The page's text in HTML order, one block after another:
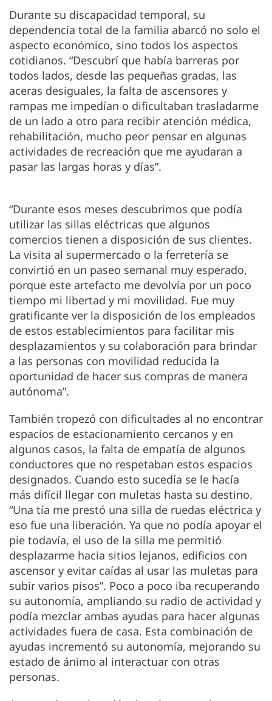
Durante su discapacidad temporal, su
dependencia total de la familia abarcó no solo el
aspecto económico, sino todos los aspectos
cotidianos. “Descubrí que había barreras por
todos lados, desde las pequeñas gradas, las
aceras desiguales, la falta de ascensores y
rampas me impedían o dificultaban trasladarme
de un lado a otro para recibir atención médica,
rehabilitación, mucho peor pensar en algunas
actividades de recreación que me ayudaran a
pasar las largas horas y días”.
“Durante esos meses descubrimos que podía
utilizar las sillas eléctricas que algunos
comercios tienen a disposición de sus clientes.
La visita al supermercado o la ferretería se
convirtió en un paseo semanal muy esperado,
porque este artefacto me devolvía por un poco
tiempo mi libertad y mi movilidad. Fue muy
gratificante ver la disposición de los empleados
de estos establecimientos para facilitar mis
desplazamientos y su colaboración para brindar
a las personas con movilidad reducida la
oportunidad de hacer sus compras de manera
autónoma”.
También tropezó con dificultades al no encontrar
espacios de estacionamiento cercanos y en
algunos casos, la falta de empatía de algunos
conductores que no respetaban estos espacios
designados. Cuando esto sucedía se le hacía
más difícil llegar con muletas hasta su destino.
“Una tía me prestó una silla de ruedas eléctrica y
eso fue una liberación. Ya que no podía apoyar el
pie todavía, el uso de la silla me permitió
desplazarme hacia sitios lejanos, edificios con
ascensor y evitar caídas al usar las muletas para
subir varios pisos”. Poco a poco iba recuperando
su autonomía, ampliando su radio de actividad y
podía mezclar ambas ayudas para hacer algunas
actividades fuera de casa. Esta combinación de
ayudas incrementó su autonomía, mejorando su
estado de ánimo al interactuar con otras
personas.